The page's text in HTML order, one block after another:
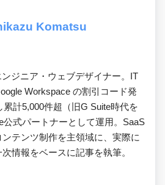
Komatsu
ジニア・ウェブデザイナー。IT
Workspace の割引コード発
計5,000件超（旧G Suite時代を
公式パートナーとして運用。SaaS
テンツ制作を主領域に、実際に
情報をベースに記事を執筆。